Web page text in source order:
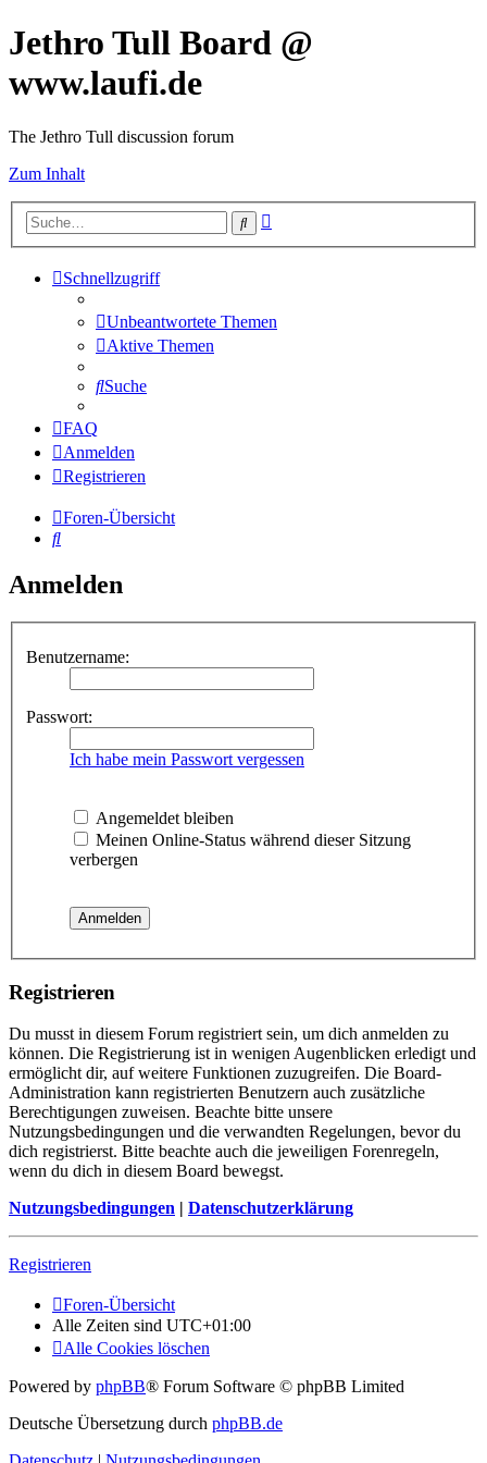
Jethro Tull Board @
www.laufi.de
The Jethro Tull discussion forum
Zum Inhalt
Suche
Schnellzugriff
Unbeantwortete Themen
Aktive Themen
Suche
FAQ
Anmelden
Registrieren
Foren-Übersicht
Suche
Anmelden
Benutzername:
Passwort:
Ich habe mein Passwort vergessen
Angemeldet bleiben
Meinen Online-Status während dieser Sitzung
verbergen
Registrieren
Du musst in diesem Forum registriert sein, um dich anmelden zu
können. Die Registrierung ist in wenigen Augenblicken erledigt und
ermöglicht dir, auf weitere Funktionen zuzugreifen. Die Board-
Administration kann registrierten Benutzern auch zusätzliche
Berechtigungen zuweisen. Beachte bitte unsere
Nutzungsbedingungen und die verwandten Regelungen, bevor du
dich registrierst. Bitte beachte auch die jeweiligen Forenregeln,
wenn du dich in diesem Board bewegst.
Nutzungsbedingungen | Datenschutzerklärung
Registrieren
Foren-Übersicht
Alle Zeiten sind UTC+01:00
Alle Cookies löschen
Powered by phpBB® Forum Software © phpBB Limited
Deutsche Übersetzung durch phpBB.de